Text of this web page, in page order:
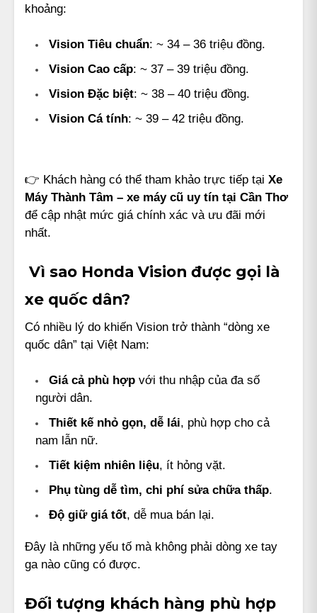
khoảng:
Vision Tiêu chuẩn: ~ 34 – 36 triệu đồng.
Vision Cao cấp: ~ 37 – 39 triệu đồng.
Vision Đặc biệt: ~ 38 – 40 triệu đồng.
Vision Cá tính: ~ 39 – 42 triệu đồng.
👉 Khách hàng có thể tham khảo trực tiếp tại Xe
Máy Thành Tâm – xe máy cũ uy tín tại Cần Thơ
để cập nhật mức giá chính xác và ưu đãi mới
nhất.
Vì sao Honda Vision được gọi là
xe quốc dân?
Có nhiều lý do khiến Vision trở thành “dòng xe
quốc dân” tại Việt Nam:
Giá cả phù hợp với thu nhập của đa số
người dân.
Thiết kế nhỏ gọn, dễ lái, phù hợp cho cả
nam lẫn nữ.
Tiết kiệm nhiên liệu, ít hỏng vặt.
Phụ tùng dễ tìm, chi phí sửa chữa thấp.
Độ giữ giá tốt, dễ mua bán lại.
Đây là những yếu tố mà không phải dòng xe tay
ga nào cũng có được.
Đối tượng khách hàng phù hợp